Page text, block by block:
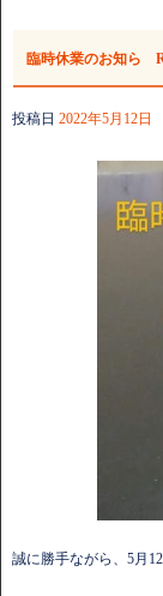
臨時休業のお知ら
投稿日 2022年5月12日
誠に勝手ながら、5月